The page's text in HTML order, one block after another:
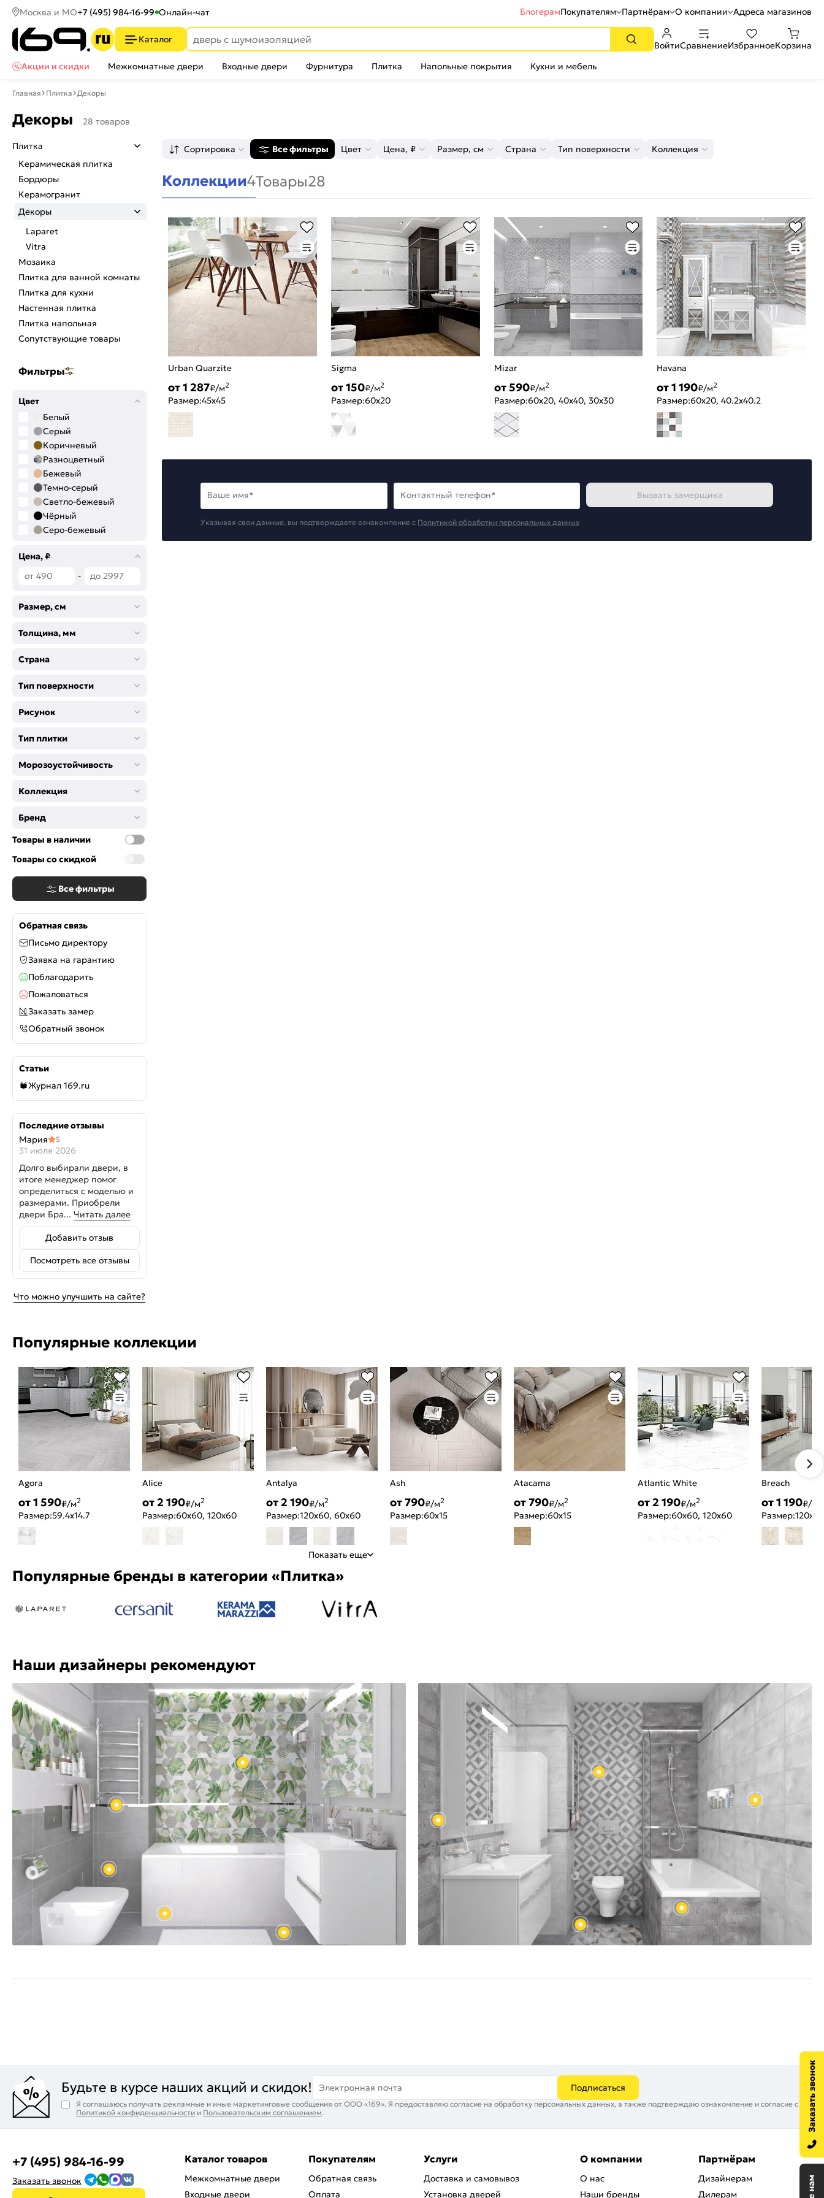
Москва и МО+7 (495) 984-16-99 Онлайн-чат БлогерамПокупателям Партнёрам О компании Адреса магазинов
Каталог
ВойтиСравнениеИзбранноеКорзина
Акции и скидки
Межкомнатные двери Входные двери Фурнитура Плитка Напольные покрытия Кухни и мебель
Главная Плитка Декоры
Декоры 28 товаров
Плитка
Керамическая плитка
Бордюры
Керамогранит
Декоры
Laparet
Vitra
Мозаика
Плитка для ванной комнаты
Плитка для кухни
Настенная плитка
Плитка напольная
Сопутствующие товары
Фильтры
Цвет
Белый
Серый
Коричневый
Разноцветный
Бежевый
Темно-серый
Светло-бежевый
Чёрный
Серо-бежевый
Цена, ₽
-
Размер, см
Толщина, мм
Страна
Тип поверхности
Рисунок
Тип плитки
Морозоустойчивость
Коллекция
Бренд
Товары в наличии
Товары со скидкой
Все фильтры
Обратная связь
Письмо директору
Заявка на гарантию
Поблагодарить
Пожаловаться
Заказать замер
Обратный звонок
Статьи
Журнал 169.ru
Последние отзывы
Мария
5
31 июля 2026
Долго выбирали двери, в
итоге менеджер помог
определиться с моделью и
размерами. Приобрели
двери Бра... Читать далее
Добавить отзыв
Посмотреть все отзывы
Что можно улучшить на сайте?
Сортировка Все фильтры Цвет Цена, ₽ Размер, см Страна Тип поверхности Коллекция
Коллекции4Товары28
Urban Quarzite
от 1 287₽/м2
Размер:45x45
Sigma
от 150₽/м2
Размер:60x20
Mizar
от 590₽/м2
Размер:60x20, 40x40, 30x30
Havana
от 1 190₽/м2
Размер:60x20, 40.2x40.2
Ваше имя* Контактный телефон* Вызвать замерщика
Указывая свои данные, вы подтверждаете ознакомление c Политикой обработки персональных данных
Популярные коллекции
Agora
от 1 590₽/м2
Размер:59.4x14.7
Alice
от 2 190₽/м2
Размер:60x60, 120x60
Antalya
от 2 190₽/м2
Размер:120x60, 60x60
Показать еще
Ash
от 790₽/м2
Размер:60x15
Atacama
от 790₽/м2
Размер:60x15
Atlantic White
от 2 190₽/м2
Размер:60x60, 120x60
Breach
от 1 190₽/м
Размер:
Популярные бренды в категории «Плитка»
Наши дизайнеры рекомендуют
Будьте в курсе наших акций и скидок! Электронная почта Подписаться
Я соглашаюсь получать рекламные и иные маркетинговые сообщения от ООО «169». Я предоставляю согласие на обработку персональных данных, а также подтверждаю ознакомление и согласие с
Политикой конфиденциальности и Пользовательским соглашением.
+7 (495) 984-16-99
Заказать звонок
Каталог товаров
Межкомнатные двери
Входные двери
Покупателям
Обратная связь
Оплата
Услуги
Доставка и самовывоз
Установка дверей
О компании
О нас
Наши бренды
Партнёрам
Дизайнерам
Дилерам